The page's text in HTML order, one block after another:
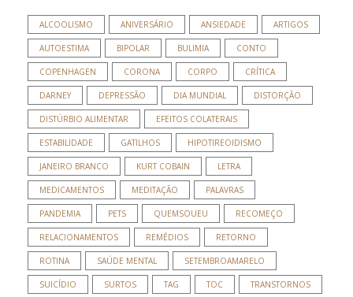
ALCOOLISMO ANIVERSÁRIO ANSIEDADE ARTIGOS
AUTOESTIMA BIPOLAR BULIMIA CONTO
COPENHAGEN CORONA CORPO CRÍTICA
DARNEY DEPRESSÃO DIA MUNDIAL DISTORÇÃO
DISTÚRBIO ALIMENTAR EFEITOS COLATERAIS
ESTABILIDADE GATILHOS HIPOTIREOIDISMO
JANEIRO BRANCO KURT COBAIN LETRA
MEDICAMENTOS MEDITAÇÃO PALAVRAS
PANDEMIA PETS QUEMSOUEU RECOMEÇO
RELACIONAMENTOS REMÉDIOS RETORNO
ROTINA SAÚDE MENTAL SETEMBROAMARELO
SUICÍDIO SURTOS TAG TOC TRANSTORNOS